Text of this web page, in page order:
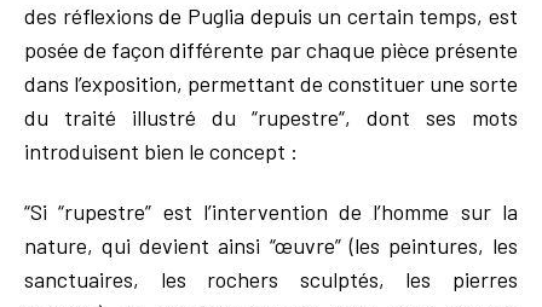
des réflexions de Puglia depuis un certain temps, est
posée de façon différente par chaque pièce présente
dans l’exposition, permettant de constituer une sorte
du traité illustré du “rupestre“, dont ses mots
introduisent bien le concept :
“Si “rupestre” est l’intervention de l’homme sur la
nature, qui devient ainsi “œuvre” (les peintures, les
sanctuaires, les rochers sculptés, les pierres